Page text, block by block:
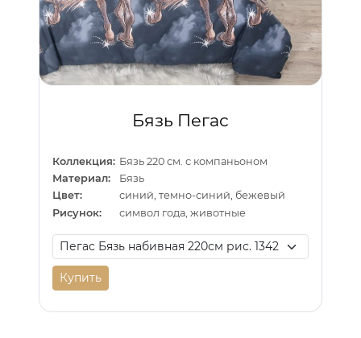
Бязь Пегас
Коллекция: Бязь 220 см. с компаньоном
Материал:
Бязь
Цвет:
синий, темно-синий, бежевый
Рисунок:
символ года, животные
Купить